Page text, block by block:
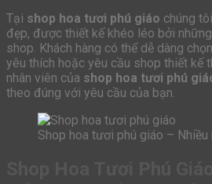
Tại shop hoa tươi phú giáo chúng
đẹp, được thiết kế khéo léo bởi
shop. Khách hàng có thể dễ dàng
yêu thích hoặc yêu cầu shop thiết kế
nhân viên của shop hoa tươi phú
theo đúng với yêu cầu của bạn.
Shop hoa tươi phú giáo – Nhiều